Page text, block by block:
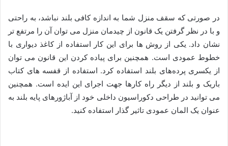
در صورتی که سقف منزل شما به اندازه کافی بلند نباشد، به راحتی
و با در نظر گرفتن یک قانون از چیدمان منزل می توان آن را مرتفع تر
نشان داد. یکی از روش ها برای این کار استفاده از کاغذ دیواری با
خطوط عمودی است. همچنین برای پیاده کردن این قانون می توان
از یکسری پرده‌های بلند استفاده کرد. استفاده از قفسه های کتاب
باریک و بلند از دیگر راه کارها جهت اجرای این ایده است. همچنین
می توانید در طراحی دکوراسیون داخلی خود از آباژورهای پایه بلند به
عنوان یک المان عمودی تاثیر گذار استفاده کنید.